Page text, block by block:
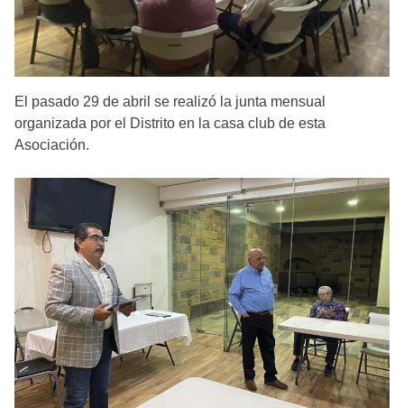
El pasado 29 de abril se realizó la junta mensual
organizada por el Distrito en la casa club de esta
Asociación.